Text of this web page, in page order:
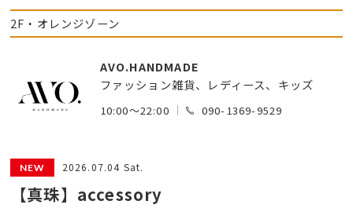
2F・オレンジゾーン
AVO.HANDMADE
ファッション雑貨、レディース、キッズ
10:00～22:00 090-1369-9529
2026.07.04 Sat.
【真珠】accessory